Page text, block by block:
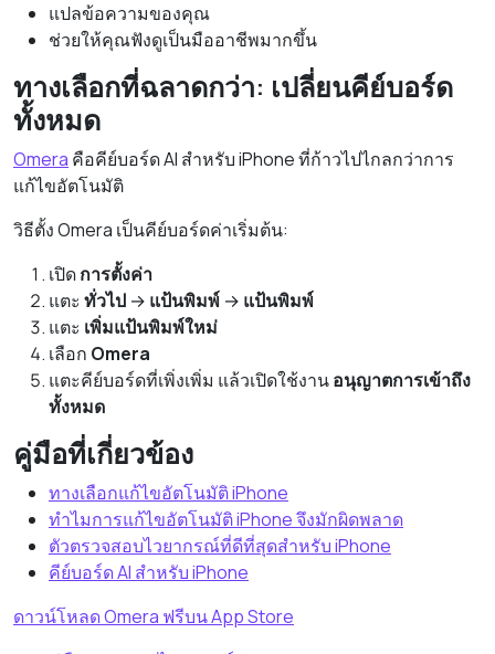
แปลข้อความของคุณ
ช่วยให้คุณฟังดูเป็นมืออาชีพมากขึ้น
ทางเลือกที่ฉลาดกว่า: เปลี่ยนคีย์บอร์ด
ทั้งหมด
Omera คือคีย์บอร์ด AI สำหรับ iPhone ที่ก้าวไปไกลกว่าการ
แก้ไขอัตโนมัติ
วิธีตั้ง Omera เป็นคีย์บอร์ดค่าเริ่มต้น:
เปิดการตั้งค่า
แตะ ทั่วไป → แป้นพิมพ์ → แป้นพิมพ์
แตะ เพิ่มแป้นพิมพ์ใหม่
เลือก Omera
แตะคีย์บอร์ดที่เพิ่งเพิ่ม แล้วเปิดใช้งานอนุญาตการเข้าถึง
ทั้งหมด
คู่มือที่เกี่ยวข้อง
ทางเลือกแก้ไขอัตโนมัติ iPhone
ทำไมการแก้ไขอัตโนมัติ iPhone จึงมักผิดพลาด
ตัวตรวจสอบไวยากรณ์ที่ดีที่สุดสำหรับ iPhone
คีย์บอร์ด AI สำหรับ iPhone
ดาวน์โหลด Omera ฟรีบน App Store